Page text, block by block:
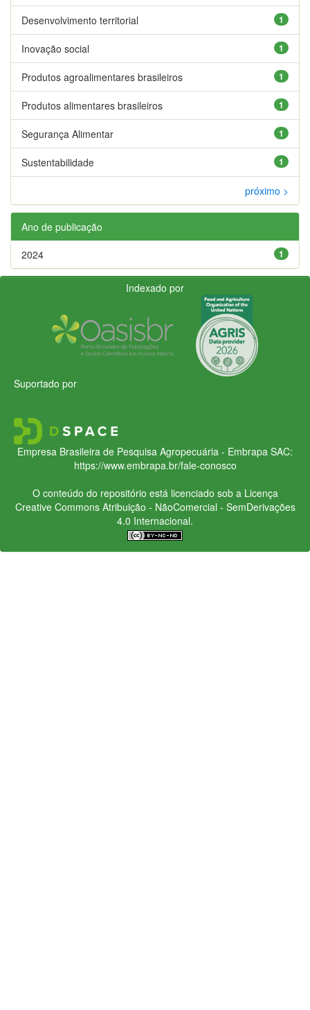
1
Desenvolvimento territorial
1
Inovação social
1
Produtos agroalimentares brasileiros
1
Produtos alimentares brasileiros
1
Segurança Alimentar
1
Sustentabilidade
próximo >
Ano de publicação
1
2024
Indexado por
Suportado por
Empresa Brasileira de Pesquisa Agropecuária - Embrapa SAC:
https://www.embrapa.br/fale-conosco
O conteúdo do repositório está licenciado sob a Licença
Creative CommonsAtribuição - NãoComercial - SemDerivações
4.0 Internacional.